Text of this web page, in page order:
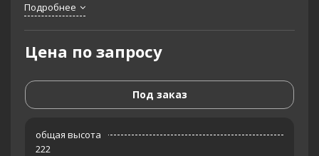
Подробнее
Цена по запросу
Под заказ
общая высота
222